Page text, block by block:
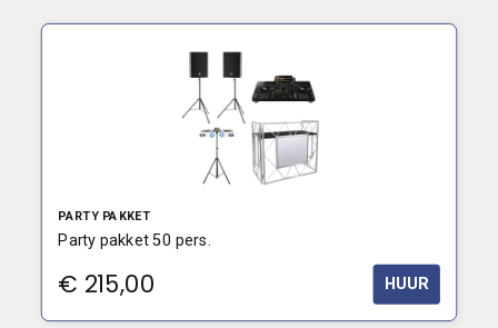
PARTY PAKKET
Party pakket 50 pers.
€ 215,00 HUUR